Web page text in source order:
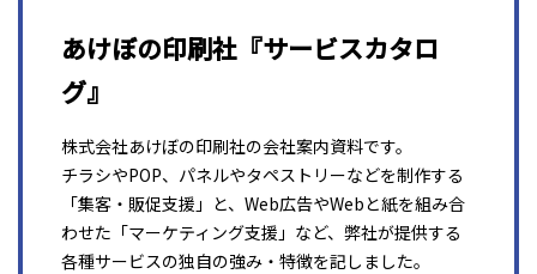
あけぼの印刷社『サービスカタロ
グ』
株式会社あけぼの印刷社の会社案内資料です。
チラシやPOP、パネルやタペストリーなどを制作する
「集客・販促支援」と、Web広告やWebと紙を組み合
わせた「マーケティング支援」など、弊社が提供する
各種サービスの独自の強み・特徴を記しました。